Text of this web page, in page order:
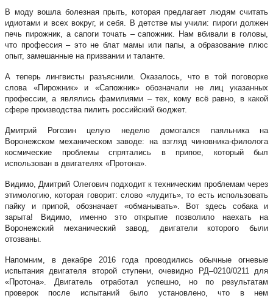
В моду вошла болезная прыть, которая предлагает людям считать
идиотами и всех вокруг, и себя. В детстве мы учили: пироги должен
печь пирожник, а сапоги точать – сапожник. Нам вбивали в головы,
что профессия – это не блат мамы или папы, а образование плюс
опыт, замешанные на призвании и таланте.
А теперь лингвисты разъяснили. Оказалось, что в той поговорке
слова «Пирожник» и «Сапожник» обозначали не лиц указанных
профессии, а являлись фамилиями – тех, кому всё равно, в какой
сфере производства пилить российский бюджет.
Дмитрий Рогозин целую неделю домогался паяльника на
Воронежском механическом заводе: на взгляд чиновника-филолога
космические проблемы спрятались в припое, который был
использован в двигателях «Протона».
Видимо, Дмитрий Олегович подходит к техническим проблемам через
этимологию, которая говорит: слово «лудить», то есть использовать
пайку и припой, обозначает «обманывать». Вот здесь собака и
зарыта! Видимо, именно это открытие позволило наехать на
Воронежский механический завод, двигатели которого были
отозваны.
Напомним, в декабре 2016 года проводились обычные огневые
испытания двигателя второй ступени, очевидно РД–0210/0211 для
«Протона». Двигатель отработал успешно, но по результатам
проверок после испытаний было установлено, что в нем